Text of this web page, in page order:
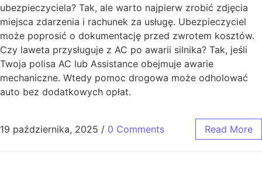
ubezpieczyciela? Tak, ale warto najpierw zrobić zdjęcia
miejsca zdarzenia i rachunek za usługę. Ubezpieczyciel
może poprosić o dokumentację przed zwrotem kosztów.
Czy laweta przysługuje z AC po awarii silnika? Tak, jeśli
Twoja polisa AC lub Assistance obejmuje awarie
mechaniczne. Wtedy pomoc drogowa może odholować
auto bez dodatkowych opłat.
19 października, 2025 / 0 Comments Read More